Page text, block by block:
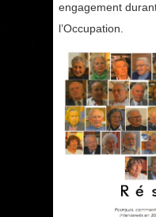
engagement
l’Occupation.